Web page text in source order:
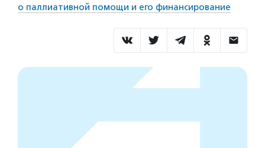
о паллиативной помощи и его финансирование